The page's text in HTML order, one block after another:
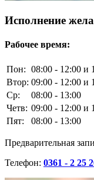
Исполнение
Рабочее время:
Пон: 08:00 - 12:00 и
Втор: 09:00 - 12:00 и
Ср:
08:00 - 13:00
Четв: 09:00 - 12:00 и
Пят:
08:00 - 13:00
Предварительная
Телефон: 0361 - 2 25